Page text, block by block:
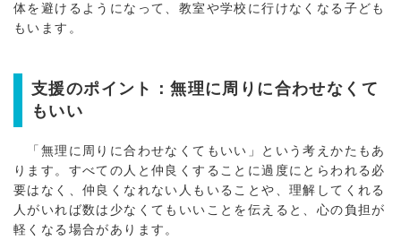
体を避けるようになって、教室や学校に行けなくなる子ども
もいます。
支援のポイント：無理に周りに合わせなくて
もいい
「無理に周りに合わせなくてもいい」という考えかたもあ
ります。すべての人と仲良くすることに過度にとらわれる必
要はなく、仲良くなれない人もいることや、理解してくれる
人がいれば数は少なくてもいいことを伝えると、心の負担が
軽くなる場合があります。